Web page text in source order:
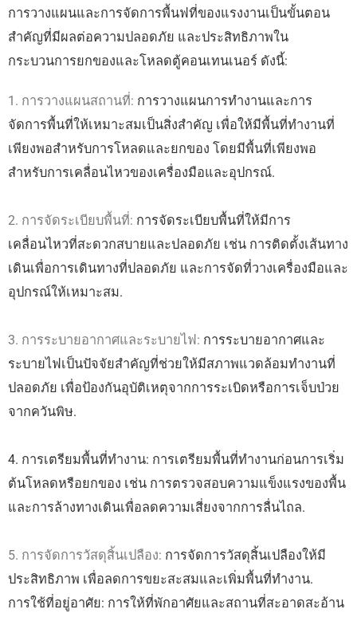
การวางแผนและการจัดการพื้นฟที่ของแรงงานเป็นขั้นตอน
สำคัญที่มีผลต่อความปลอดภัย และประสิทธิภาพใน
กระบวนการยกของและโหลดตู้คอนเทนเนอร์ ดังนี้:
1. การวางแผนสถานที่: การวางแผนการทำงานและการ
จัดการพื้นที่ให้เหมาะสมเป็นสิ่งสำคัญ เพื่อให้มีพื้นที่ทำงานที่
เพียงพอสำหรับการโหลดและยกของ โดยมีพื้นที่เพียงพอ
สำหรับการเคลื่อนไหวของเครื่องมือและอุปกรณ์.
2. การจัดระเบียบพื้นที่: การจัดระเบียบพื้นที่ให้มีการ
เคลื่อนไหวที่สะดวกสบายและปลอดภัย เช่น การติดตั้งเส้นทาง
เดินเพื่อการเดินทางที่ปลอดภัย และการจัดที่วางเครื่องมือและ
อุปกรณ์ให้เหมาะสม.
3. การระบายอากาศและระบายไฟ: การระบายอากาศและ
ระบายไฟเป็นปัจจัยสำคัญที่ช่วยให้มีสภาพแวดล้อมทำงานที่
ปลอดภัย เพื่อป้องกันอุบัติเหตุจากการระเบิดหรือการเจ็บป่วย
จากควันพิษ.
4. การเตรียมพื้นที่ทำงาน: การเตรียมพื้นที่ทำงานก่อนการเริ่ม
ต้นโหลดหรือยกของ เช่น การตรวจสอบความแข็งแรงของพื้น
และการล้างทางเดินเพื่อลดความเสี่ยงจากการลื่นไถล.
5. การจัดการวัสดุสิ้นเปลือง: การจัดการวัสดุสิ้นเปลืองให้มี
ประสิทธิภาพ เพื่อลดการขยะสะสมและเพิ่มพื้นที่ทำงาน.
การใช้ที่อยู่อาศัย: การให้ที่พักอาศัยและสถานที่สะอาดสะอ้าน